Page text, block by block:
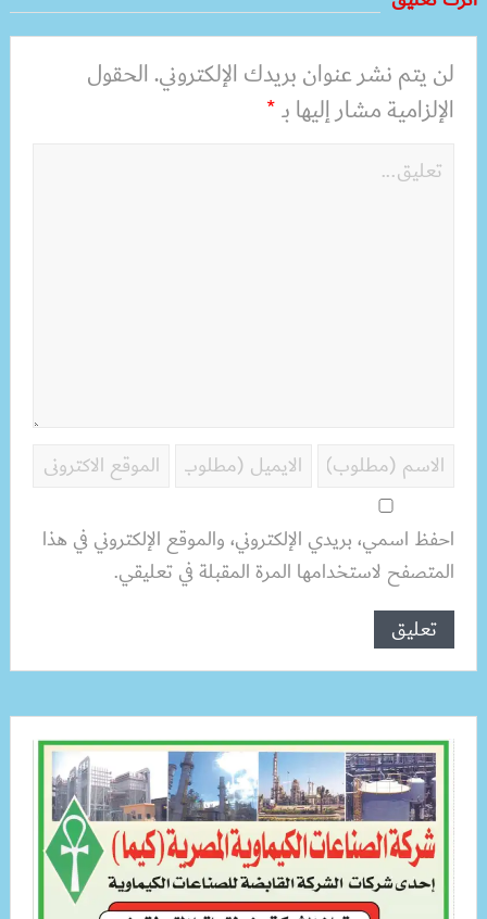
لن يتم نشر عنوان بريدك الإلكتروني.الحقول
الإلزامية مشار إليها بـ*
احفظ اسمي، بريدي الإلكتروني، والموقع الإلكتروني في هذا
المتصفح لاستخدامها المرة المقبلة في تعليقي.